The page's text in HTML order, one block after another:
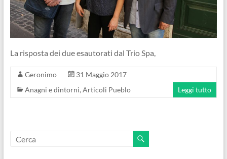
La risposta dei due esautorati dal Trio Spa,
Geronimo
31 Maggio 2017
Anagni e dintorni, Articoli Pueblo Leggi tutto